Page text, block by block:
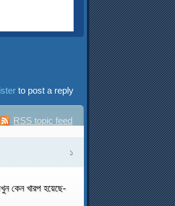
to post a reply
RSS topic feed
১
কেন খারপ হয়েছে-